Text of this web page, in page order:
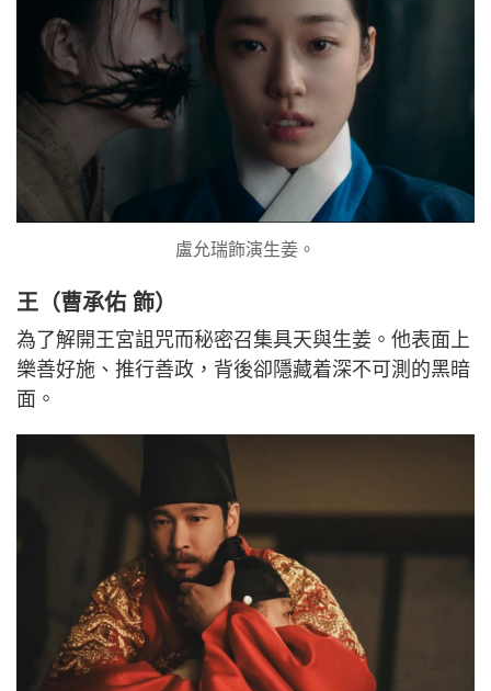
盧允瑞飾演生姜。
王（曹承佑 飾）
為了解開王宮詛咒而秘密召集具天與生姜。他表面上
樂善好施、推行善政，背後卻隱藏着深不可測的黑暗
面。